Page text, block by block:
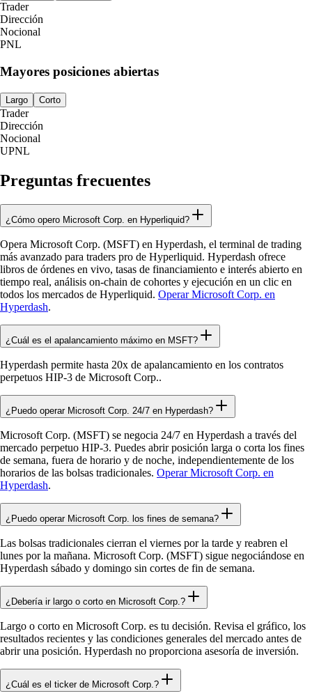
Trader
Dirección
Nocional
PNL
Mayores posiciones abiertas
Largo Corto
Trader
Dirección
Nocional
UPNL
Preguntas frecuentes
¿Cómo opero Microsoft Corp. en Hyperliquid?
Opera Microsoft Corp. (MSFT) en Hyperdash, el terminal de trading
más avanzado para traders pro de Hyperliquid. Hyperdash ofrece
libros de órdenes en vivo, tasas de financiamiento e interés abierto en
tiempo real, análisis on-chain de cohortes y ejecución en un clic en
todos los mercados de Hyperliquid. Operar Microsoft Corp. en
Hyperdash.
¿Cuál es el apalancamiento máximo en MSFT?
Hyperdash permite hasta 20x de apalancamiento en los contratos
perpetuos HIP-3 de Microsoft Corp..
¿Puedo operar Microsoft Corp. 24/7 en Hyperdash?
Microsoft Corp. (MSFT) se negocia 24/7 en Hyperdash a través del
mercado perpetuo HIP-3. Puedes abrir posición larga o corta los fines
de semana, fuera de horario y de noche, independientemente de los
horarios de las bolsas tradicionales. Operar Microsoft Corp. en
Hyperdash.
¿Puedo operar Microsoft Corp. los fines de semana?
Las bolsas tradicionales cierran el viernes por la tarde y reabren el
lunes por la mañana. Microsoft Corp. (MSFT) sigue negociándose en
Hyperdash sábado y domingo sin cortes de fin de semana.
¿Debería ir largo o corto en Microsoft Corp.?
Largo o corto en Microsoft Corp. es tu decisión. Revisa el gráfico, los
resultados recientes y las condiciones generales del mercado antes de
abrir una posición. Hyperdash no proporciona asesoría de inversión.
¿Cuál es el ticker de Microsoft Corp.?